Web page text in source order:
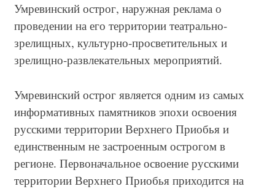
Умревинский острог, наружная реклама о
проведении на его территории театрально-
зрелищных, культурно-просветительных и
зрелищно-развлекательных мероприятий.
Умревинский острог является одним из самых
информативных памятников эпохи освоения
русскими территории Верхнего Приобья и
единственным не застроенным острогом в
регионе. Первоначальное освоение русскими
территории Верхнего Приобья приходится на